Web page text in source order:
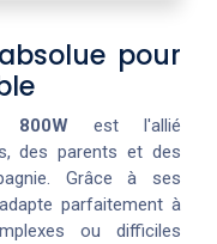
pour
800W est l'allié
des parents et des
Grâce à ses
parfaitement à
ou difficiles